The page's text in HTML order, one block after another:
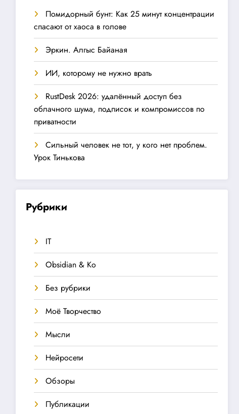
Помидорный бунт: Как 25 минут концентрации
спасают от хаоса в голове
Эркин. Алгыс Байаная
ИИ, которому не нужно врать
RustDesk 2026: удалённый доступ без
облачного шума, подписок и компромиссов по
приватности
Сильный человек не тот, у кого нет проблем.
Урок Тинькова
Рубрики
IT
Obsidian & Ко
Без рубрики
Моё Творчество
Мысли
Нейросети
Обзоры
Публикации